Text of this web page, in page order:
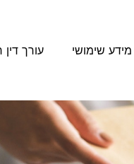
מידע שימושי עורך דין